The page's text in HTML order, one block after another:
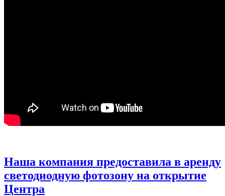
Наша компания предоставила в аренду
светодиодную фотозону на открытие
Центра